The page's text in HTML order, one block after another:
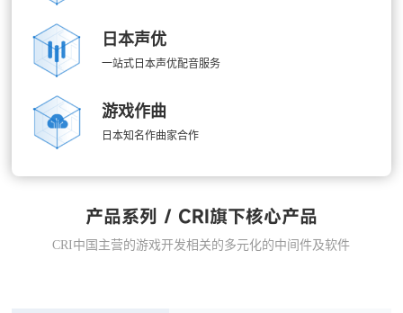
日本声优
一站式日本声优配音服务
游戏作曲
日本知名作曲家合作
产品系列 / CRI旗下核心产品
CRI中国主营的游戏开发相关的多元化的中间件及软件